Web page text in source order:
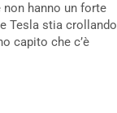
hanno un forte
Tesla stia crollando
capito che c’è